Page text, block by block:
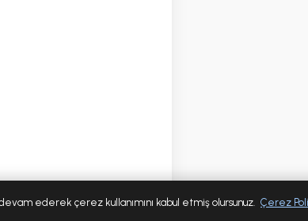
ederek çerez kullanımını kabul etmiş olursunuz. Çerez